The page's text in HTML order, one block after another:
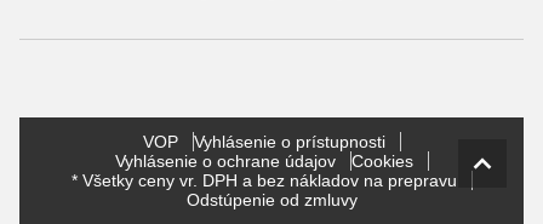
VOP
Vyhlásenie o prístupnosti
Vyhlásenie o ochrane údajov
Cookies
* Všetky ceny vr. DPH a bez nákladov na prepravu
Odstúpenie od zmluvy